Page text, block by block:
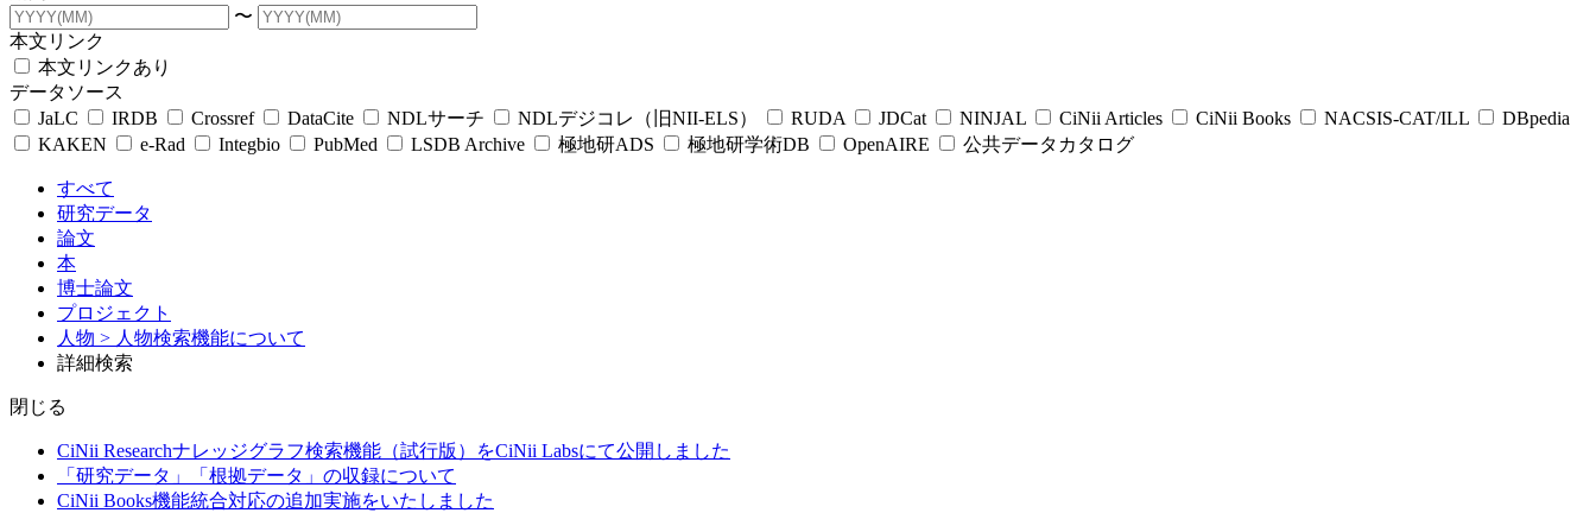
〜
本文リンク
本文リンクあり
データソース
JaLC
IRDB Crossref DataCite NDLサーチ NDLデジコレ（旧NII-ELS） RUDA JDCat NINJAL CiNii Articles CiNii Books NACSIS-CAT/ILL
DBpedia
KAKEN
e-Rad Integbio PubMed LSDB Archive 極地研ADS 極地研学術DB OpenAIRE 公共データカタログ
すべて
研究データ
論文
本
博士論文
プロジェクト
人物 > 人物検索機能について
詳細検索
閉じる
CiNii Researchナレッジグラフ検索機能（試行版）をCiNii Labsにて公開しました
「研究データ」「根拠データ」の収録について
CiNii Books機能統合対応の追加実施をいたしました